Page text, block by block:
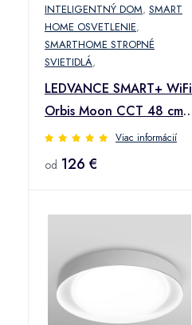
INTELIGENTNÝ DOM, SMART
HOME OSVETLENIE,
SMARTHOME STROPNÉ
SVIETIDLÁ,
LEDVANCE SMART+ WiFi
Orbis Moon CCT 48 cm
sivá
Viac informácií
od 126 €